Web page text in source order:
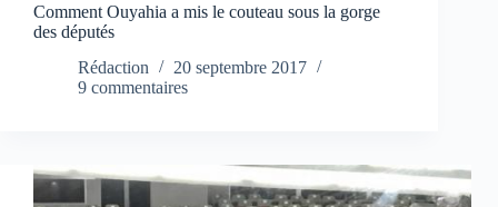
Comment Ouyahia a mis le couteau sous la gorge
des députés
Rédaction
20 septembre 2017
9 commentaires